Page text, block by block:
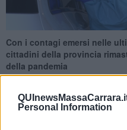
Personal Information
Con i contagi emersi nelle
cittadini della provincia
della pandemia